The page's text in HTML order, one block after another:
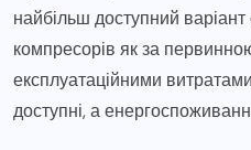
найбільш доступний варіант
компресорів як за
експлуатаційними
доступні, а